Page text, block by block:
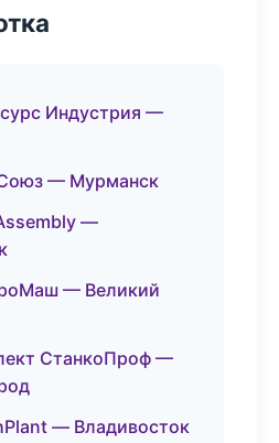
Индустрия —
— Мурманск
—
— Великий
СтанкоПроф —
— Владивосток